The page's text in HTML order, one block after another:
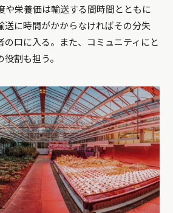
や栄養価は輸送する間時間とともに
送に時間がかからなければその分失
の口に入る。また、コミュニティにと
割も担う。